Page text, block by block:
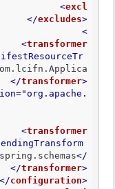
<excl
</excludes>
<
<transformer
</transformer>
="org.apache.
<transformer
</
</transformer>
</configuration>